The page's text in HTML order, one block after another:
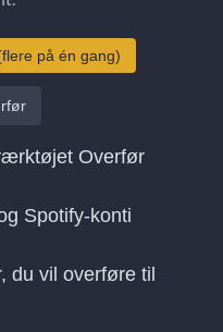
på én gang)
Overfør
Spotify-konti
du vil overføre til